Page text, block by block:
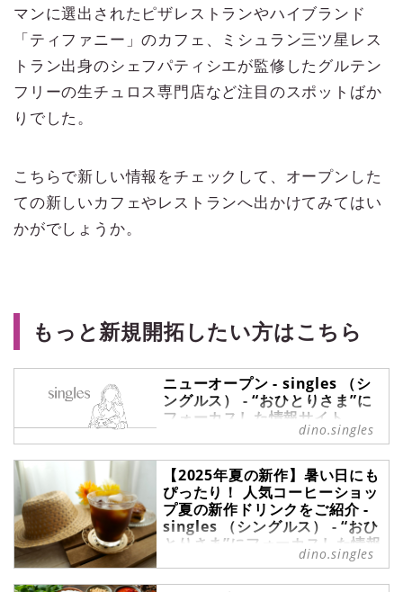
マンに選出されたピザレストランやハイブランド
「ティファニー」のカフェ、ミシュラン三ツ星レス
トラン出身のシェフパティシエが監修したグルテン
フリーの生チュロス専門店など注目のスポットばか
りでした。
こちらで新しい情報をチェックして、オープンした
ての新しいカフェやレストランへ出かけてみてはい
かがでしょうか。
もっと新規開拓したい方はこちら
ニューオープン - singles （シ
ングルス） - “おひとりさま”に
フォーカスした情報サイト
ニューオープン の記事一覧 -
『singles』は、“おひとりさま“に焦
点を当てた情報サイトです。パート
ナーの有無に関わらず、自分らしい
生活を謳歌する彼・彼女たちのライ
フスタイルを紹介します。
dino.singles
【2025年夏の新作】暑い日にも
ぴったり！ 人気コーヒーショッ
プ夏の新作ドリンクをご紹介 -
singles （シングルス） - “おひ
とりさま”にフォーカスした情報
いつもの定番ドリンクもホッとして
dino.singles